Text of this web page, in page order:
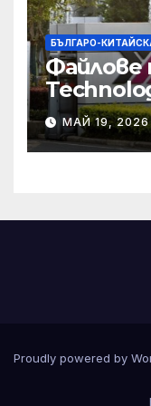
БЪЛГАРО-
Файлове
на STAR
МАЙ 19, 2026
Proudly powered by